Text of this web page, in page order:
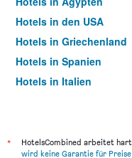
Hotels in den USA
Hotels in Griechenland
Hotels in Spanien
Hotels in Italien
*
HotelsCombined arbeitet
wird keine Garantie für